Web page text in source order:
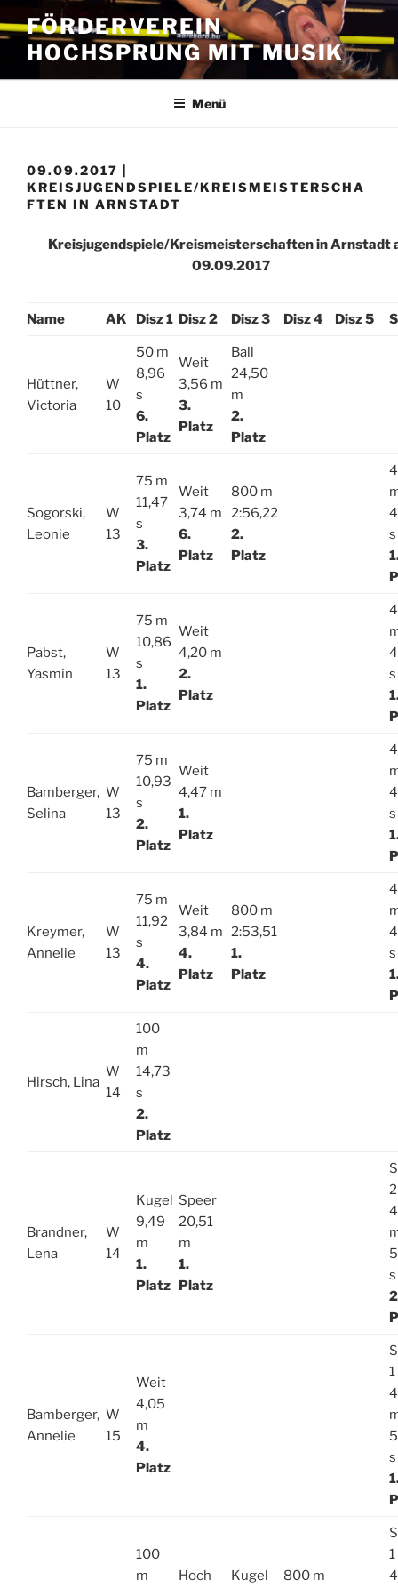
Inhalt
springen
FÖRDERVEREIN
HOCHSPRUNG MIT MUSIK
Menü
09.09.2017 |
KREISJUGENDSPIELE/KREISMEISTERSCHA
FTEN IN ARNSTADT
Kreisjugendspiele/Kreismeisterschaften in Arnstadt
09.09.2017
Name AK Disz 1 Disz 2 Disz 3 Disz 4 Disz 5
Hüttner,
Victoria
W
10
50 m
8,96
s
6.
Platz
Weit
3,56 m
3.
Platz
Ball
24,50
m
2.
Platz
Sogorski,
Leonie
W
13
75 m
11,47
s
3.
Platz
Weit
3,74 m
6.
Platz
800 m
2:56,22
2.
Platz
s
Pabst,
Yasmin
W
13
75 m
10,86
s
1.
Platz
Weit
4,20 m
2.
Platz
s
Bamberger,
Selina
W
13
75 m
10,93
s
2.
Platz
Weit
4,47 m
1.
Platz
s
Kreymer,
Annelie
W
13
75 m
11,92
s
4.
Platz
Weit
3,84 m
4.
Platz
800 m
2:53,51
1.
Platz
s
Hirsch, Lina
W
14
100
m
14,73
s
2.
Platz
Brandner,
Lena
W
14
Kugel
9,49
m
1.
Platz
Speer
20,51
m
1.
Platz
2
s
Bamberger,
Annelie
W
15
Weit
4,05
m
4.
Platz
1
s
100
m
Hoch
Kugel
800 m
1